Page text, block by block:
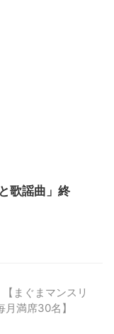
歌謡曲」終
まぐまマンスリ
満席30名】